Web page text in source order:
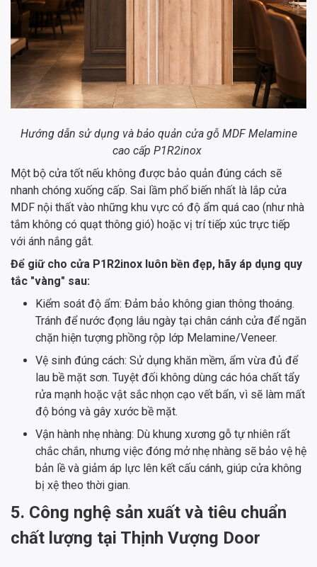
Hướng dẫn sử dụng và bảo quản cửa gỗ MDF Melamine
cao cấp P1R2inox
Một bộ cửa tốt nếu không được bảo quản đúng cách sẽ
nhanh chóng xuống cấp. Sai lầm phổ biến nhất là lắp cửa
MDF nội thất vào những khu vực có độ ẩm quá cao (như nhà
tắm không có quạt thông gió) hoặc vị trí tiếp xúc trực tiếp
với ánh nắng gắt.
Để giữ cho cửa P1R2inox luôn bền đẹp, hãy áp dụng quy
tắc "vàng" sau:
Kiểm soát độ ẩm: Đảm bảo không gian thông thoáng.
Tránh để nước đọng lâu ngày tại chân cánh cửa để ngăn
chặn hiện tượng phồng rộp lớp Melamine/Veneer.
Vệ sinh đúng cách: Sử dụng khăn mềm, ẩm vừa đủ để
lau bề mặt sơn. Tuyệt đối không dùng các hóa chất tẩy
rửa mạnh hoặc vật sắc nhọn cạo vết bẩn, vì sẽ làm mất
độ bóng và gây xước bề mặt.
Vận hành nhẹ nhàng: Dù khung xương gỗ tự nhiên rất
chắc chắn, nhưng việc đóng mở nhẹ nhàng sẽ bảo vệ hệ
bản lề và giảm áp lực lên kết cấu cánh, giúp cửa không
bị xệ theo thời gian.
5. Công nghệ sản xuất và tiêu chuẩn
chất lượng tại Thịnh Vượng Door